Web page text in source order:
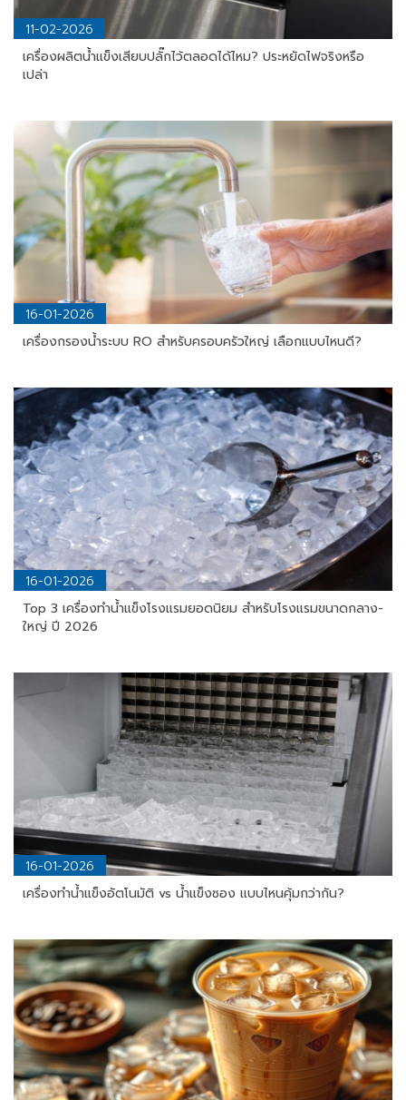
11-02-2026
เครื่องผลิตน้ำแข็งเสียบปลั๊กไว้ตลอดได้ไหม? ประหยัดไฟจริงหรือ
เปล่า
16-01-2026
เครื่องกรองน้ำระบบ RO สำหรับครอบครัวใหญ่ เลือกแบบไหนดี?
16-01-2026
Top 3 เครื่องทำน้ำแข็งโรงแรมยอดนิยม สำหรับโรงแรมขนาดกลาง-
ใหญ่ ปี 2026
16-01-2026
เครื่องทำน้ำแข็งอัตโนมัติ vs น้ำแข็งซอง แบบไหนคุ้มกว่ากัน?